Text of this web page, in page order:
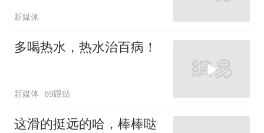
新媒体
多喝热水，热水治百病！
新媒体 69跟贴
这滑的挺远的哈，棒棒哒